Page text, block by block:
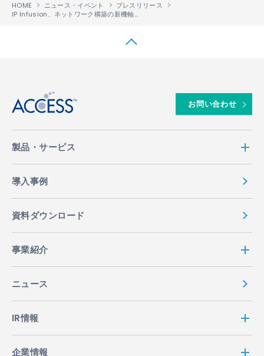
HOME ニュース・イベント
プレスリリース
IP Infusion、ネットワーク構築の新機軸となるソフトウェアベースの通信機器向けミドルウェア「ZebOS
お問い合わせ
製品・サービス
導入事例
資料ダウンロード
事業紹介
ニュース
IR情報
企業情報